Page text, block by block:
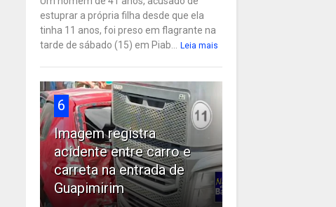
estuprar a própria filha desde que ela
tinha 11 anos, foi preso em flagrante na
tarde de sábado (15) em Piab... Leia mais
6
Imagem registra
acidente entre carro e
carreta na entrada de
Guapimirim